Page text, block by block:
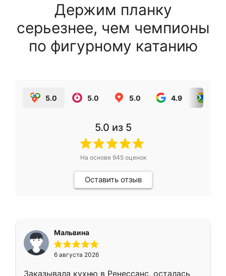
Держим планку
серьезнее, чем чемпионы
по фигурному катанию
5.0 5.0 5.0 4.9
5.0 из 5
На основе 945оценок
Оставить отзыв
Мальвина
6 августа 2026
Заказывала кухню в Ренессанс, осталась